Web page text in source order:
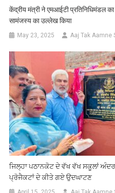
केंद्रीय मंत्री ने एमआईटी प्रतिनिधिमंडल
सामंजस्य का उल्लेख किया
May 23, 2025 Aaj Tak Aamne
ਜਿਲ੍ਹਾ ਪਠਾਨਕੋਟ ਦੇ ਵੱਖ ਵੱਖ ਸਕੂਲਾਂ
ਪ੍ਰੋਜੈਕਟਾਂ ਦੇ ਕੀਤੇ ਗਏ ਉਦਘਾਟਣ